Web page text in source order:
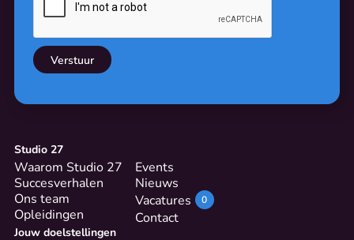
Jouw doelstellingen
Studio 27
Waarom Studio 27
Succesverhalen
Ons team
Opleidingen
Events
Nieuws
Vacatures
0
Contact